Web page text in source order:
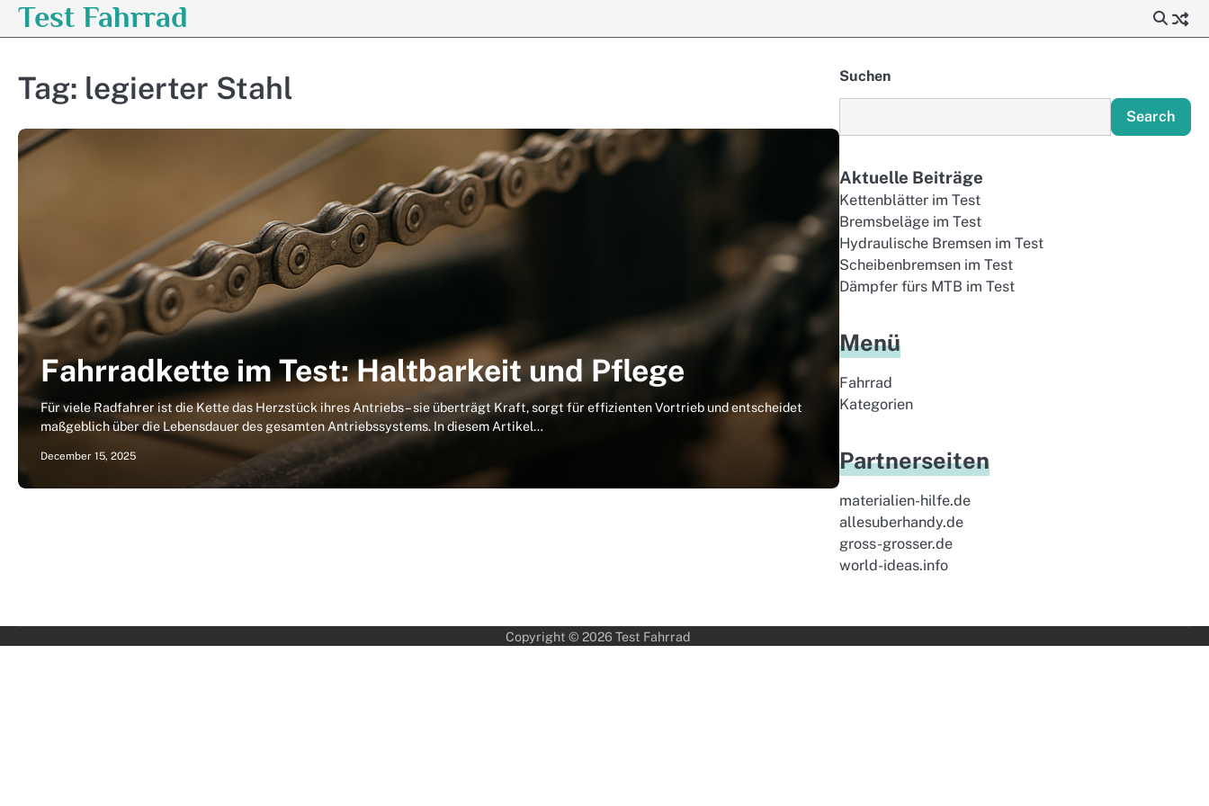
SkipTest Fahrrad
Tag: legierter Stahl
Fahrradkette im Test: Haltbarkeit und Pflege
Für viele Radfahrer ist die Kette das Herzstück ihres Antriebs – sie überträgt Kraft, sorgt für effizienten Vortrieb und entscheidet
maßgeblich über die Lebensdauer des gesamten Antriebssystems. In diesem Artikel…
December 15, 2025
Suchen
Search
Aktuelle Beiträge
Kettenblätter im Test
Bremsbeläge im Test
Hydraulische Bremsen im Test
Scheibenbremsen im Test
Dämpfer fürs MTB im Test
Menü
Fahrrad
Kategorien
Partnerseiten
materialien-hilfe.de
allesuberhandy.de
gross-grosser.de
world-ideas.info
Copyright © 2026 Test Fahrrad